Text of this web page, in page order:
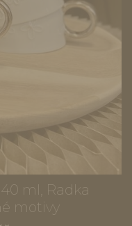
ml, Radka
motivy